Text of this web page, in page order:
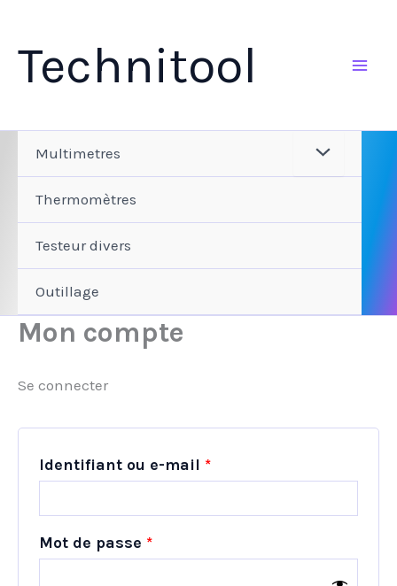
contenu
Technitool
Multimetres
Thermomètres
Testeur divers
Outillage
Mon compte
Se connecter
Identifiant ou e-mail *Obligatoire
Mot de passe *Obligatoire